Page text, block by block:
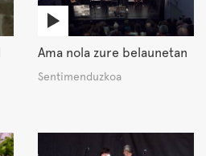
Ama nola zure belaunetan
Sentimenduzkoa